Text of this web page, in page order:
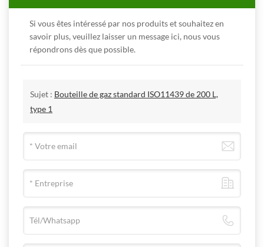
Si vous êtes intéressé par nos produits et souhaitez en
savoir plus, veuillez laisser un message ici, nous vous
répondrons dès que possible.
Sujet : Bouteille de gaz standard ISO11439 de 200 L,
type 1